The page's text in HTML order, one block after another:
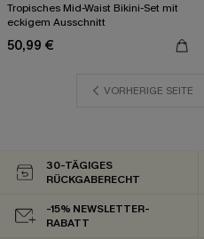
Tropisches Mid-Waist Bikini-Set mit
eckigem Ausschnitt
50,99 €
VORHERIGE SEITE
30-TÄGIGES
RÜCKGABERECHT
-15% NEWSLETTER-
RABATT